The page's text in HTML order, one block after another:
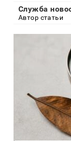
Служба
Автор статьи